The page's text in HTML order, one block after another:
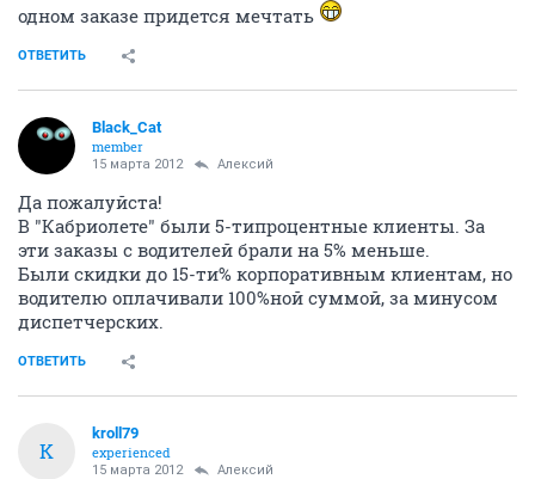
одном заказе придется мечтать
ОТВЕТИТЬ
Black_Cat
member
15 марта 2012 Алексий
Да пожалуйста!
В "Кабриолете" были 5-типроцентные клиенты. За
эти заказы с водителей брали на 5% меньше.
Были скидки до 15-ти% корпоративным клиентам, но
водителю оплачивали 100%ной суммой, за минусом
диспетчерских.
ОТВЕТИТЬ
K
kroll79
experienced
15 марта 2012 Алексий